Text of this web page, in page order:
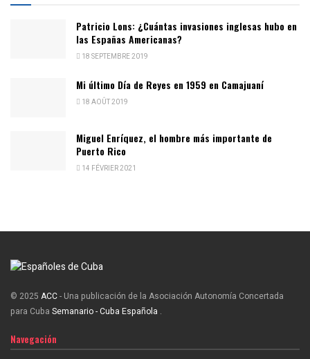
Patricio Lons: ¿Cuántas invasiones inglesas hubo en
las Españas Americanas?
18 SEPTEMBRE 2019
Mi último Día de Reyes en 1959 en Camajuaní
18 AOÛT 2019
Miguel Enríquez, el hombre más importante de
Puerto Rico
14 FÉVRIER 2021
© 2025 ACC- Una publicación de la Asociación Autonomía Concertada
para Cuba Semanario - Cuba Española .
Navegación